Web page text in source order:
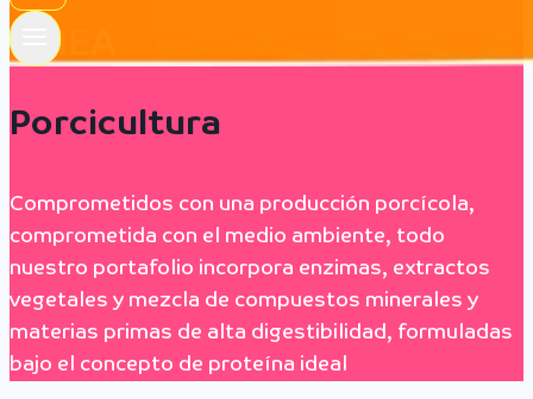
LÍNEA
Porcicultura
Comprometidos con una producción porcícola,
comprometida con el medio ambiente, todo
nuestro portafolio incorpora enzimas, extractos
vegetales y mezcla de compuestos minerales y
materias primas de alta digestibilidad, formuladas
bajo el concepto de proteína ideal